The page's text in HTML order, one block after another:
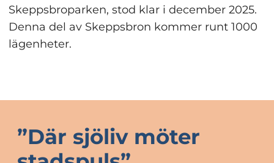
Skeppsbroparken, stod klar i december 2025.
Denna del av Skeppsbron kommer runt 1000
lägenheter.
”Där sjöliv möter